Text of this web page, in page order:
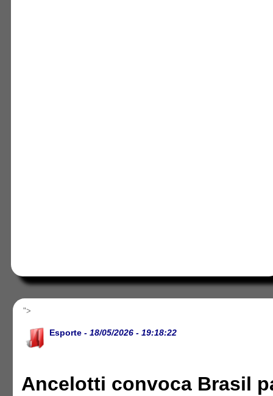
">
Esporte - 18/05/2026 - 19:18:22
Ancelotti convoca Brasil